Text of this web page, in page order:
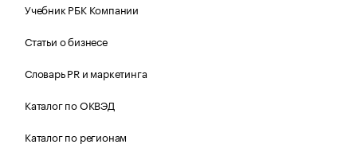
Учебник РБК Компании
Статьи о бизнесе
Словарь PR и маркетинга
Каталог по ОКВЭД
Каталог по регионам